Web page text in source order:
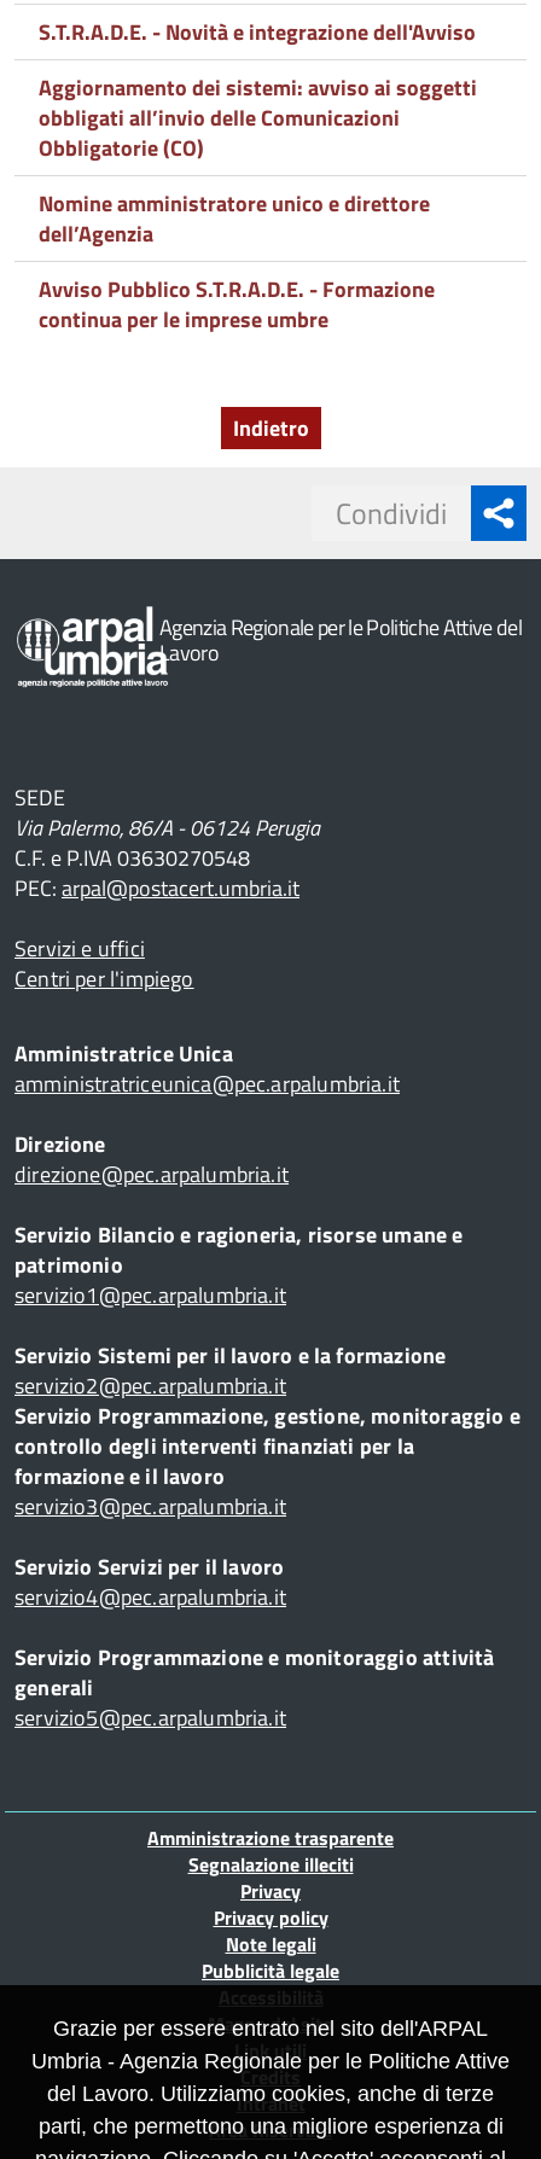
S.T.R.A.D.E. - Novità e integrazione dell'Avviso
Aggiornamento dei sistemi: avviso ai soggetti
obbligati all’invio delle Comunicazioni
Obbligatorie (CO)
Nomine amministratore unico e direttore
dell’Agenzia
Avviso Pubblico S.T.R.A.D.E. - Formazione
continua per le imprese umbre
Indietro
button
Condividi
Agenzia Regionale per le Politiche Attive del
Lavoro
SEDE
Via Palermo, 86/A - 06124 Perugia
C.F. e P.IVA 03630270548
PEC:arpal@postacert.umbria.it
Servizi e uffici
Centri per l'impiego
Amministratrice Unica
amministratriceunica@pec.arpalumbria.it
Direzione
direzione@pec.arpalumbria.it
Servizio Bilancio e ragioneria, risorse umane e
patrimonio
servizio1@pec.arpalumbria.it
Servizio Sistemi per il lavoro e la formazione
servizio2@pec.arpalumbria.it
Servizio Programmazione, gestione, monitoraggio e
controllo degli interventi finanziati per la
formazione e il lavoro
servizio3@pec.arpalumbria.it
Servizio Servizi per il lavoro
servizio4@pec.arpalumbria.it
Servizio Programmazione e monitoraggio attività
generali
servizio5@pec.arpalumbria.it
Amministrazione trasparente
Segnalazione illeciti
Privacy
Privacy policy
Note legali
Pubblicità legale
Mappa del sito
Link utili
Credits
Intranet
Area Riservata
Grazie per essere entrato nel sito dell'ARPAL
Umbria - Agenzia Regionale per le Politiche Attive
del Lavoro. Utilizziamo cookies, anche di terze
parti, che permettono una migliore esperienza di